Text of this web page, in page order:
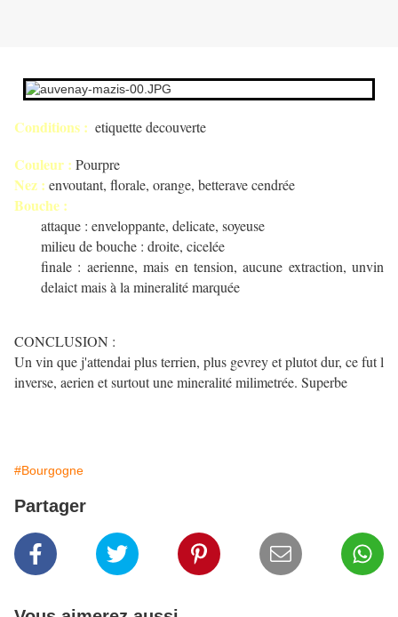
Conditions : etiquette decouverte
Couleur : Pourpre
Nez : envoutant, florale, orange, betterave cendrée
Bouche :
attaque : enveloppante, delicate, soyeuse
milieu de bouche : droite, cicelée
finale : aerienne, mais en tension, aucune extraction, unvin
delaict mais à la mineralité marquée
CONCLUSION :
Un vin que j'attendai plus terrien, plus gevrey et plutot dur, ce fut l
inverse, aerien et surtout une mineralité milimetrée. Superbe
#Bourgogne
Partager